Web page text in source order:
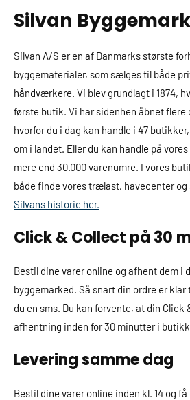
Silvan
Silvan A/S er en af Danmarks største
byggematerialer, som sælges til både
håndværkere. Vi blev grundlagt i 1874,
første butik. Vi har sidenhen åbnet flere
hvorfor du i dag kan handle i 47
om i landet. Eller du kan handle på
mere end 30.000 varenumre. I vores
både finde vores trælast, havecenter
Silvans historie her.
Click & Collect på 30
Bestil dine varer online og afhent dem
byggemarked. Så snart din ordre er
du en sms. Du kan forvente, at din Click
afhentning inden for 30 minutter i
Levering samme dag
Bestil dine varer online inden kl. 14 og